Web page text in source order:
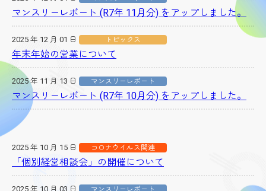
マンスリーレポート (R7年 11月分) をアップしました。
2025 年 12 月 01 日 トピックス
年末年始の営業について
2025 年 11 月 13 日 マンスリーレポート
マンスリーレポート (R7年 10月分) をアップしました。
2025 年 10 月 15 日 コロナウイルス関連
「個別経営相談会」の開催について